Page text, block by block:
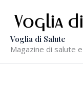
contenuto
Voglia di Salute
Magazine di salute